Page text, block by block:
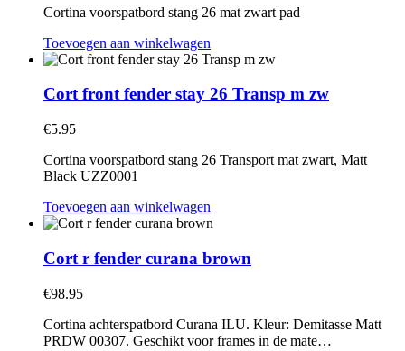
Cortina voorspatbord stang 26 mat zwart pad
Toevoegen aan winkelwagen
Cort front fender stay 26 Transp m zw
€5.95
Cortina voorspatbord stang 26 Transport mat zwart, Matt
Black UZZ0001
Toevoegen aan winkelwagen
Cort r fender curana brown
€98.95
Cortina achterspatbord Curana ILU. Kleur: Demitasse Matt
PRDW 00307. Geschikt voor frames in de mate…